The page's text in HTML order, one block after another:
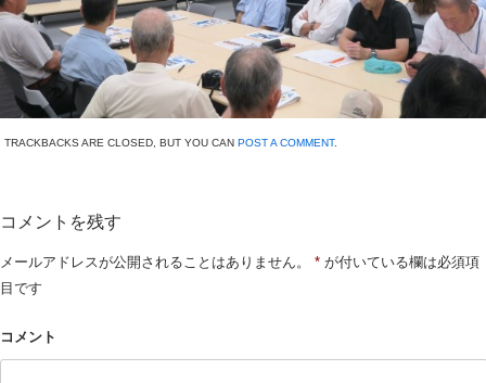
TRACKBACKS ARE CLOSED, BUT YOU CAN POST A COMMENT.
コメントを残す
メールアドレスが公開されることはありません。 * が付いている欄は必須項
目です
コメント